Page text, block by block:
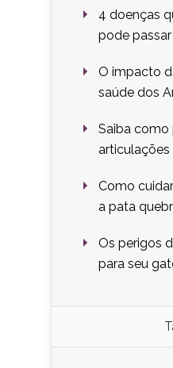
4 doenças
pode
O impacto
saúde dos
Saiba como
articulações
Como
a pata
Os perigos
para seu